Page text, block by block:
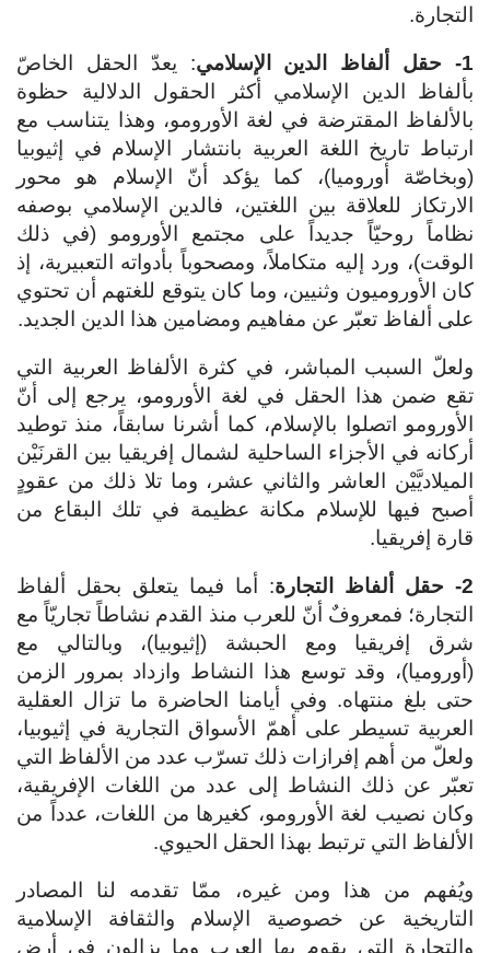
التجارة.
1- حقل ألفاظ الدين الإسلامي
: يعدّ الحقل الخاصّ
بألفاظ الدين الإسلامي أكثر الحقول الدلالية حظوة
بالألفاظ المقترضة في لغة الأورومو، وهذا يتناسب مع
ارتباط تاريخ اللغة العربية بانتشار الإسلام في إثيوبيا
(وبخاصّة أوروميا)، كما يؤكد أنّ الإسلام هو محور
الارتكاز للعلاقة بين اللغتين، فالدين الإسلامي بوصفه
نظاماً روحيّاً جديداً على مجتمع الأورومو (في ذلك
الوقت)، ورد إليه متكاملاً، ومصحوباً بأدواته التعبيرية، إذ
كان الأوروميون وثنيين، وما كان يتوقع للغتهم أن تحتوي
على ألفاظ تعبّر عن مفاهيم ومضامين هذا الدين الجديد.
ولعلّ السبب المباشر، في كثرة الألفاظ العربية التي
تقع ضمن هذا الحقل في لغة الأورومو، يرجع إلى أنّ
الأورومو اتصلوا بالإسلام، كما أشرنا سابقاً، منذ توطيد
أركانه في الأجزاء الساحلية لشمال إفريقيا بين القرنَيْن
الميلاديَّيْن العاشر والثاني عشر، وما تلا ذلك من عقودٍ
أصبح فيها للإسلام مكانة عظيمة في تلك البقاع من
قارة إفريقيا.
2- حقل ألفاظ التجارة
: أما فيما يتعلق بحقل ألفاظ
التجارة؛ فمعروفٌ أنّ للعرب منذ القدم نشاطاً تجاريّاً مع
شرق إفريقيا ومع الحبشة (إثيوبيا)، وبالتالي مع
(أوروميا)، وقد توسع هذا النشاط وازداد بمرور الزمن
حتى بلغ منتهاه. وفي أيامنا الحاضرة ما تزال العقلية
العربية تسيطر على أهمّ الأسواق التجارية في إثيوبيا،
ولعلّ من أهم إفرازات ذلك تسرّب عدد من الألفاظ التي
تعبّر عن ذلك النشاط إلى عدد من اللغات الإفريقية،
وكان نصيب لغة الأورومو، كغيرها من اللغات، عدداً من
الألفاظ التي ترتبط بهذا الحقل الحيوي.
ويُفهم من هذا ومن غيره، ممّا تقدمه لنا المصادر
التاريخية عن خصوصية الإسلام والثقافة الإسلامية
والتجارة التي يقوم بها العرب وما يزالون في أرض